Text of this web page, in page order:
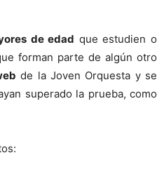
de edad que estudien o
forman parte de algún otro
de la Joven Orquesta y se
superado la prueba, como